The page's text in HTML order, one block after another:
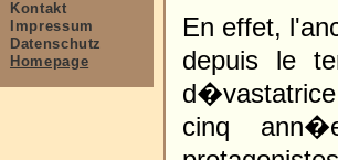
Kontakt
Impressum
Datenschutz
Homepage
En effet,
depuis le
cinq